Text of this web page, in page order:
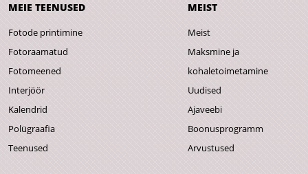
MEIE TEENUSED
Fotode printimine
Fotoraamatud
Fotomeened
Interjöör
Kalendrid
Polügraafia
Teenused
MEIST
Meist
Maksmine ja
kohaletoimetamine
Uudised
Ajaveebi
Boonusprogramm
Arvustused